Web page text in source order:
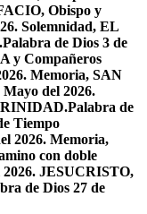
Obispo y
Solemnidad, EL
Palabra de Dios 3 de
y Compañeros
Memoria, SAN
del 2026.
Palabra de
Tiempo
2026. Memoria,
con doble
2026. JESUCRISTO,
de Dios 27 de